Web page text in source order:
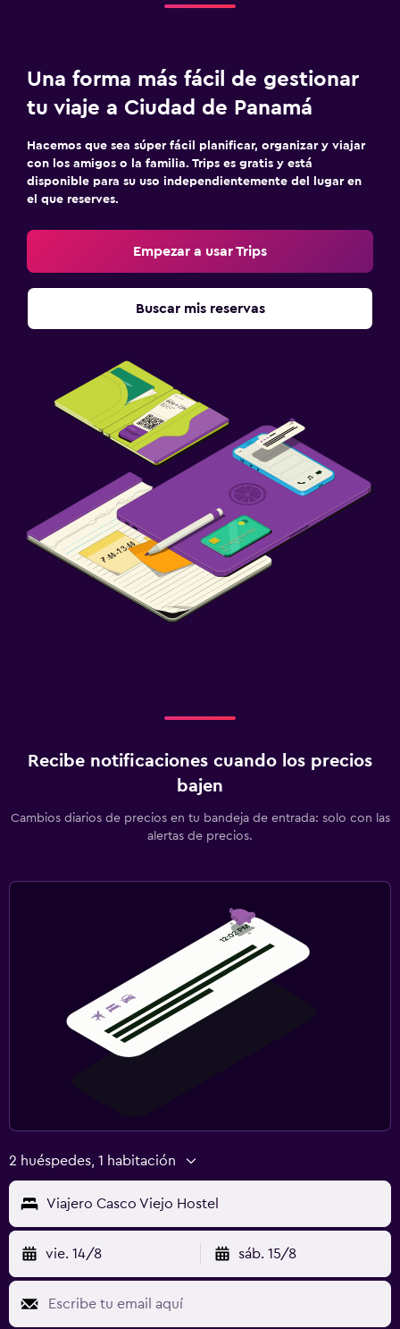
Una forma más fácil de gestionar
tu viaje a Ciudad de Panamá
Hacemos que sea súper fácil planificar, organizar y viajar
con los amigos o la familia. Trips es gratis y está
disponible para su uso independientemente del lugar en
el que reserves.
Empezar a usar Trips
Buscar mis reservas
Recibe notificaciones cuando los precios
bajen
Cambios diarios de precios en tu bandeja de entrada: solo con las
alertas de precios.
2 huéspedes, 1 habitación
Viajero Casco Viejo Hostel
vie. 14/8 sáb. 15/8